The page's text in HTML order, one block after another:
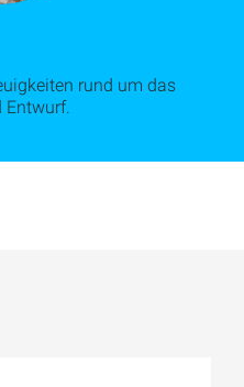
rund um das